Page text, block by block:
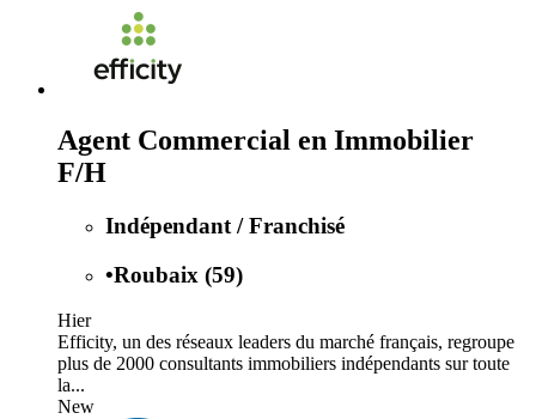
Agent Commercial en Immobilier
F/H
Indépendant / Franchisé
•Roubaix (59)
Hier
Efficity, un des réseaux leaders du marché français, regroupe
plus de 2000 consultants immobiliers indépendants sur toute
la...
New